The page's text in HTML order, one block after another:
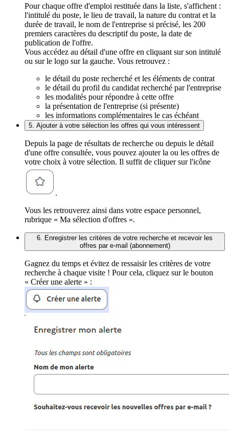
Pour chaque offre d'emploi restituée dans la liste, s'affichent :
l'intitulé du poste, le lieu de travail, la nature du contrat et la
durée de travail, le nom de l'entreprise si précisé, les 200
premiers caractères du descriptif du poste, la date de
publication de l'offre.
Vous accédez au détail d'une offre en cliquant sur son intitulé
ou sur le logo sur la gauche. Vous retrouvez :
le détail du poste recherché et les éléments de contrat
le détail du profil du candidat recherché par l'entreprise
les modalités pour répondre à cette offre
la présentation de l'entreprise (si présente)
les informations complémentaires le cas échéant
5. Ajouter à votre sélection les offres qui vous intéressent
Depuis la page de résultats de recherche ou depuis le détail
d'une offre consultée, vous pouvez ajouter la ou les offres de
votre choix à votre sélection. Il suffit de cliquer sur l'icône
.
Vous les retrouverez ainsi dans votre espace personnel,
rubrique « Ma sélection d'offres ».
6. Enregistrer les critères de votre recherche et recevoir les
offres par e-mail (abonnement)
Gagnez du temps et évitez de ressaisir les critères de votre
recherche à chaque visite ! Pour cela, cliquez sur le bouton
« Créer une alerte » :